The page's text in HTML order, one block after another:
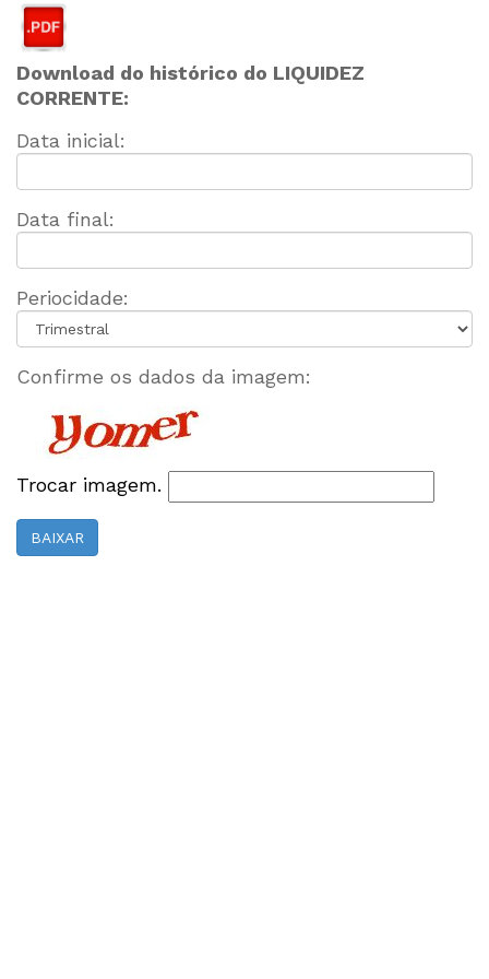
Download do histórico do LIQUIDEZ
CORRENTE:
Data inicial:
Data final:
Periocidade:
Confirme os dados da imagem:
Trocar imagem.